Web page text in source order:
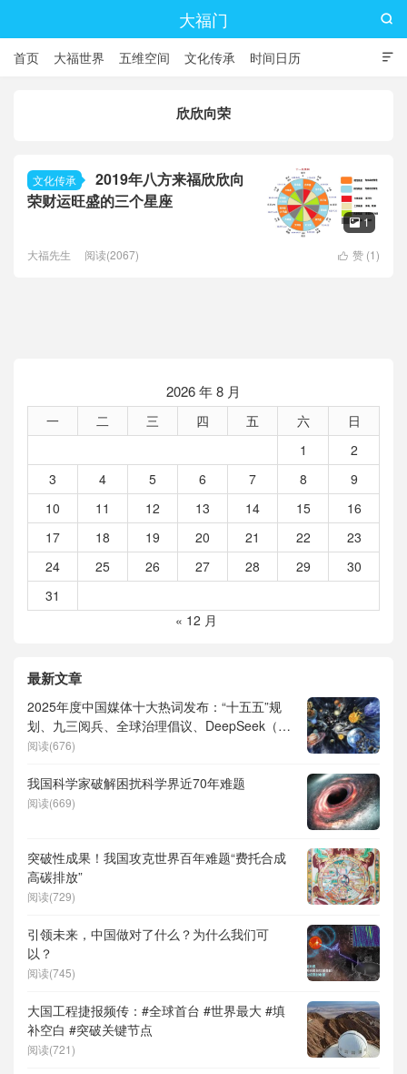
大福门

首页 大福世界 五维空间 文化传承 时间日历

欣欣向荣
文化传承
2019年八方来福欣欣向
荣财运旺盛的三个星座
 1
 赞 (1)
大福先生 阅读(2067)
2026 年 8 月
一 二 三 四 五 六
日
1
2
3
4 5 6 7 8
9
10
11 12 13 14 15
16
17
18 19 20 21 22
23
24
25 26 27 28 29
30
31
« 12 月
最新文章
2025年度中国媒体十大热词发布：“十五五”规
划、九三阅兵、全球治理倡议、DeepSeek（深
度求索）、人形机器人、苏超、票根经济、育
阅读(676)
我国科学家破解困扰科学界近70年难题
阅读(669)
突破性成果！我国攻克世界百年难题“费托合成
高碳排放”
阅读(729)
引领未来，中国做对了什么？为什么我们可
以？
阅读(745)
大国工程捷报频传：#全球首台 #世界最大 #填
补空白 #突破关键节点
阅读(721)